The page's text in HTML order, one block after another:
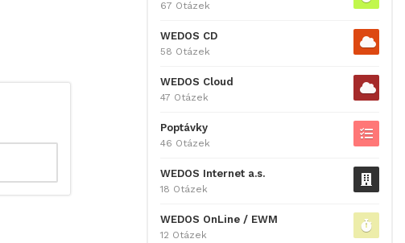
67 Otázek
WEDOS CD
58 Otázek
WEDOS Cloud
47 Otázek
Poptávky
46 Otázek
WEDOS Internet a.s.
18 Otázek
WEDOS OnLine / EWM
12 Otázek